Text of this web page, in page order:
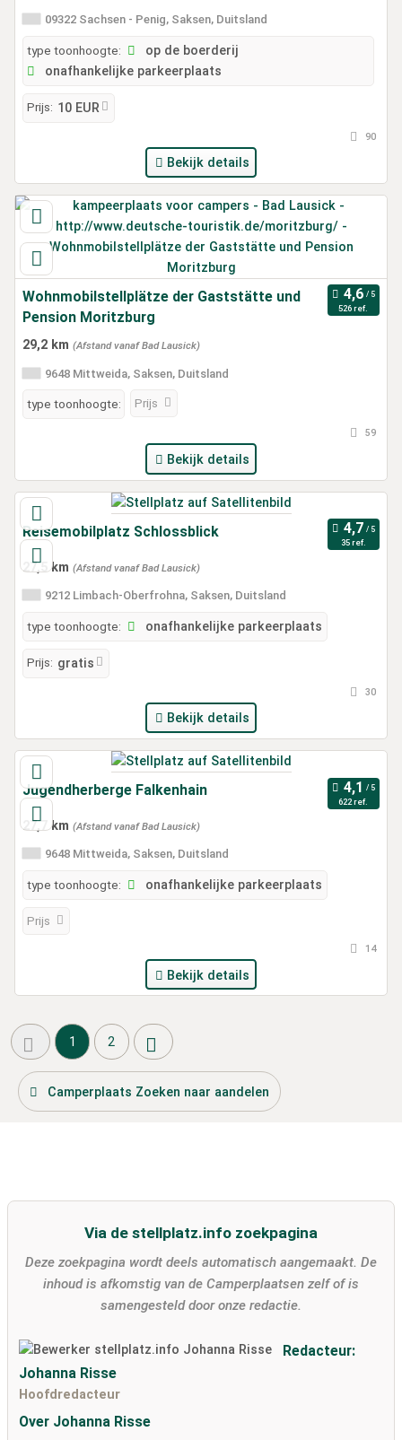
09322 Sachsen - Penig, Saksen, Duitsland
type toonhoogte:
op de boerderij
onafhankelijke parkeerplaats
Prijs: 10 EUR
90
Bekijk details
Wohnmobilstellplätze der Gaststätte und
Pension Moritzburg
526 ref.
29,2 km (Afstand vanaf Bad Lausick)
9648 Mittweida, Saksen, Duitsland
type toonhoogte: Prijs
59
Bekijk details
Reisemobilplatz Schlossblick
35 ref.
27,5 km (Afstand vanaf Bad Lausick)
9212 Limbach-Oberfrohna, Saksen, Duitsland
type toonhoogte: onafhankelijke parkeerplaats
Prijs: gratis
30
Bekijk details
Jugendherberge Falkenhain
622 ref.
27,7 km (Afstand vanaf Bad Lausick)
9648 Mittweida, Saksen, Duitsland
type toonhoogte: onafhankelijke parkeerplaats
Prijs
14
Bekijk details
1 2
Camperplaats Zoeken naar aandelen
Via de stellplatz.info zoekpagina
Deze zoekpagina wordt deels automatisch aangemaakt. De
inhoud is afkomstig van de Camperplaatsen zelf of is
samengesteld door onze redactie.
Redacteur:
Johanna Risse
Hoofdredacteur
Over Johanna Risse